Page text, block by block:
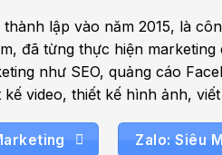
lập vào năm 2015, là
đã từng thực hiện
như SEO, quảng cáo
kế video, thiết kế hình ảnh,
Zalo: Siêu